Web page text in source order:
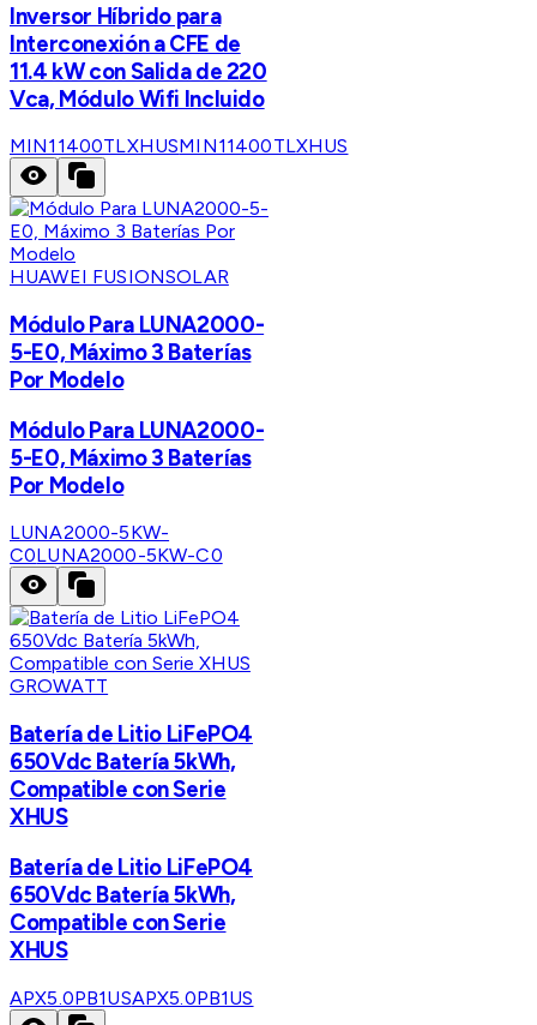
Inversor Híbrido para
Interconexión a CFE de
11.4 kW con Salida de 220
Vca, Módulo Wifi Incluido
MIN11400TLXHUSMIN11400TLXHUS
HUAWEI FUSIONSOLAR
Módulo Para LUNA2000-
5-E0, Máximo 3 Baterías
Por Modelo
Módulo Para LUNA2000-
5-E0, Máximo 3 Baterías
Por Modelo
LUNA2000-5KW-
C0LUNA2000-5KW-C0
GROWATT
Batería de Litio LiFePO4
650Vdc Batería 5kWh,
Compatible con Serie
XHUS
Batería de Litio LiFePO4
650Vdc Batería 5kWh,
Compatible con Serie
XHUS
APX5.0PB1USAPX5.0PB1US